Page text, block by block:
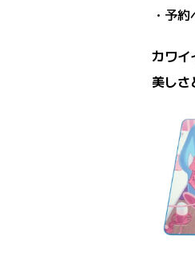
・予
カワイ
美しさ